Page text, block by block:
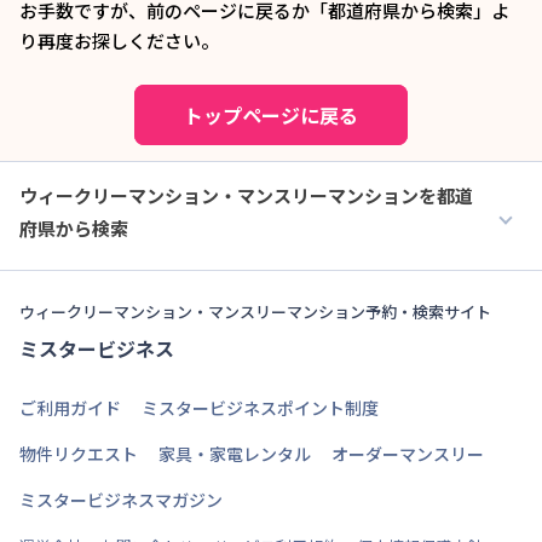
お手数ですが、前のページに戻るか「都道府県から検索」よ
り再度お探しください。
トップページに戻る
ウィークリーマンション・マンスリーマンションを都道
府県から検索
ウィークリーマンション・マンスリーマンション予約・検索サイト
ミスタービジネス
ご利用ガイド
ミスタービジネスポイント制度
物件リクエスト
家具・家電レンタル
オーダーマンスリー
ミスタービジネスマガジン